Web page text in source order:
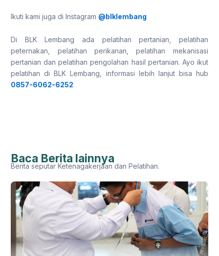
Ikuti kami juga di Instagram @blklembang
Di BLK Lembang ada pelatihan pertanian, pelatihan
peternakan, pelatihan perikanan, pelatihan mekanisasi
pertanian dan pelatihan pengolahan hasil pertanian. Ayo ikut
pelatihan di BLK Lembang, informasi lebih lanjut bisa hub
0857-6062-6252
Baca Berita lainnya
Berita seputar Ketenagakerjaan dan Pelatihan.